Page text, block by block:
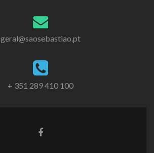
geral@saosebastiao.pt
+ 351 289 410 100